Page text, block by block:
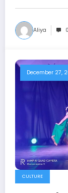
Aliya
December 27,
CULTURE